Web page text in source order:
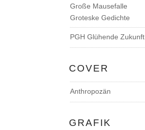
Große Mausefalle
Groteske Gedichte
PGH Glühende Zukunft
COVER
Anthropozän
GRAFIK